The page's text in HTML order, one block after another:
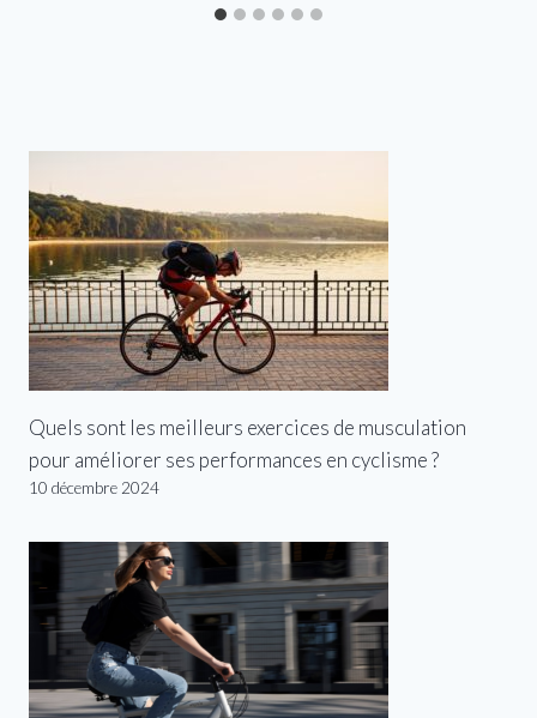
Quels sont les meilleurs exercices de musculation
pour améliorer ses performances en cyclisme ?
10 décembre 2024